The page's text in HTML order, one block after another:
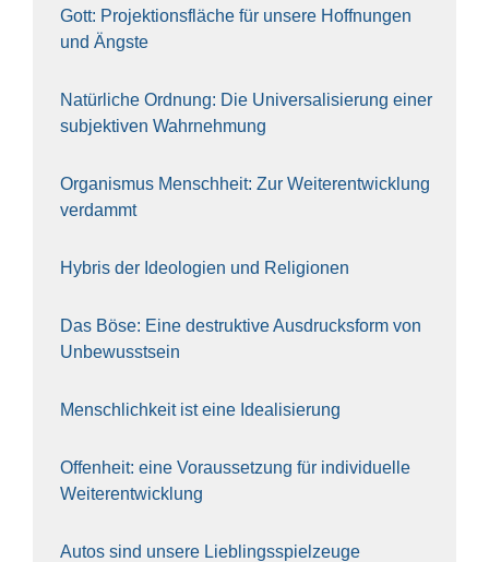
Gott: Pro­jek­ti­ons­flä­che für unse­re Hoff­nun­gen
und Ängs­te
Natür­li­che Ord­nung: Die Uni­ver­sa­li­sie­rung einer
sub­jek­ti­ven Wahr­neh­mung
Orga­nis­mus Mensch­heit: Zur Wei­ter­ent­wick­lung
ver­dammt
Hybris der Ideo­lo­gien und Reli­gio­nen
Das Böse: Eine destruk­ti­ve Aus­drucks­form von
Unbe­wusst­sein
Mensch­lich­keit ist eine Idea­li­sie­rung
Offen­heit: eine Vor­aus­set­zung für indi­vi­du­el­le
Wei­ter­ent­wick­lung
Autos sind unse­re Lieb­lings­spiel­zeu­ge